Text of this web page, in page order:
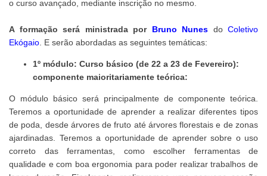
o curso avançado, mediante inscrição no mesmo.
A formação será ministrada por Bruno Nunes do Coletivo
Ekógaio . E serão abordadas as seguintes temáticas:
1º módulo: Curso básico (de 22 a 23 de Fevereiro):
componente maioritariamente teórica:
O módulo básico será principalmente de componente teórica.
Teremos a oportunidade de aprender a realizar diferentes tipos
de poda, desde árvores de fruto até árvores florestais e de zonas
ajardinadas. Teremos a oportunidade de aprender sobre o uso
correto das ferramentas, como escolher ferramentas de
qualidade e com boa ergonomia para poder realizar trabalhos de